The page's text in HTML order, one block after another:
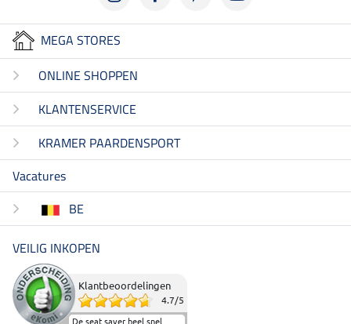
MEGA STORES
ONLINE SHOPPEN
KLANTENSERVICE
KRAMER PAARDENSPORT
Vacatures
BE
VEILIG INKOPEN
Klantbeoordelingen
4.7/5
De seat saver heel snel